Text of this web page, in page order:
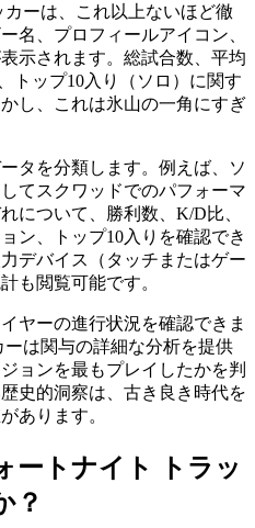
ーは、これ以上ないほど徹
名、プロフィールアイコン、
示されます。総試合数、平均
トップ10入り（ソロ）に関す
し、これは氷山の一角にすぎ
タを分類します。例えば、ソ
てスクワッドでのパフォーマ
について、勝利数、K/D比、
ン、トップ10入りを確認でき
デバイス（タッチまたはゲー
も閲覧可能です。
ヤーの進行状況を確認できま
は関与の詳細な分析を提供
ョンを最もプレイしたかを判
史的洞察は、古き良き時代を
あります。
ートナイト トラッ
？